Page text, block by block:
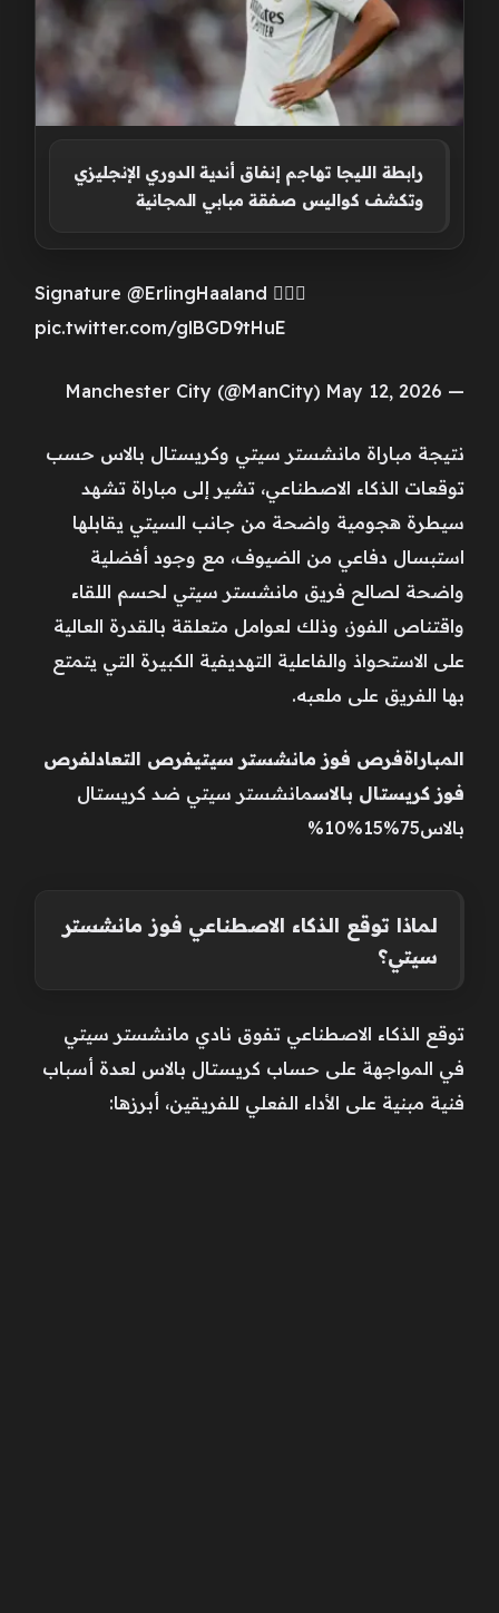
رابطة الليجا تهاجم إنفاق أندية الدوري الإنجليزي
وتكشف كواليس صفقة مبابي المجانية
Signature @ErlingHaaland 😮‍💨✨
pic.twitter.com/glBGD9tHuE
— Manchester City (@ManCity) May 12, 2026
نتيجة مباراة مانشستر سيتي وكريستال بالاس حسب
توقعات الذكاء الاصطناعي، تشير إلى مباراة تشهد
سيطرة هجومية واضحة من جانب السيتي يقابلها
استبسال دفاعي من الضيوف، مع وجود أفضلية
واضحة لصالح فريق مانشستر سيتي لحسم اللقاء
واقتناص الفوز، وذلك لعوامل متعلقة بالقدرة العالية
على الاستحواذ والفاعلية التهديفية الكبيرة التي يتمتع
بها الفريق على ملعبه.
المباراةفرص فوز مانشستر سيتيفرص التعادلفرص
فوز كريستال بالاسمانشستر سيتي ضد كريستال
بالاس75%15%10%
لماذا توقع الذكاء الاصطناعي فوز مانشستر
سيتي؟
توقع الذكاء الاصطناعي تفوق نادي مانشستر سيتي
في المواجهة على حساب كريستال بالاس لعدة أسباب
فنية مبنية على الأداء الفعلي للفريقين، أبرزها: